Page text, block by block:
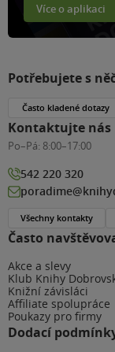
Více o aplikaci
Často
Akce a slevy
Klub Knihy
Knižní závisláci
Affiliate spolupráce
Poukazy pro firmy
Dodací
Potřebujete s
Často kladené dotazy
Kontaktujte nás
Po–Pá: 8:00–17:00
542 220 320
Všechny kontakty